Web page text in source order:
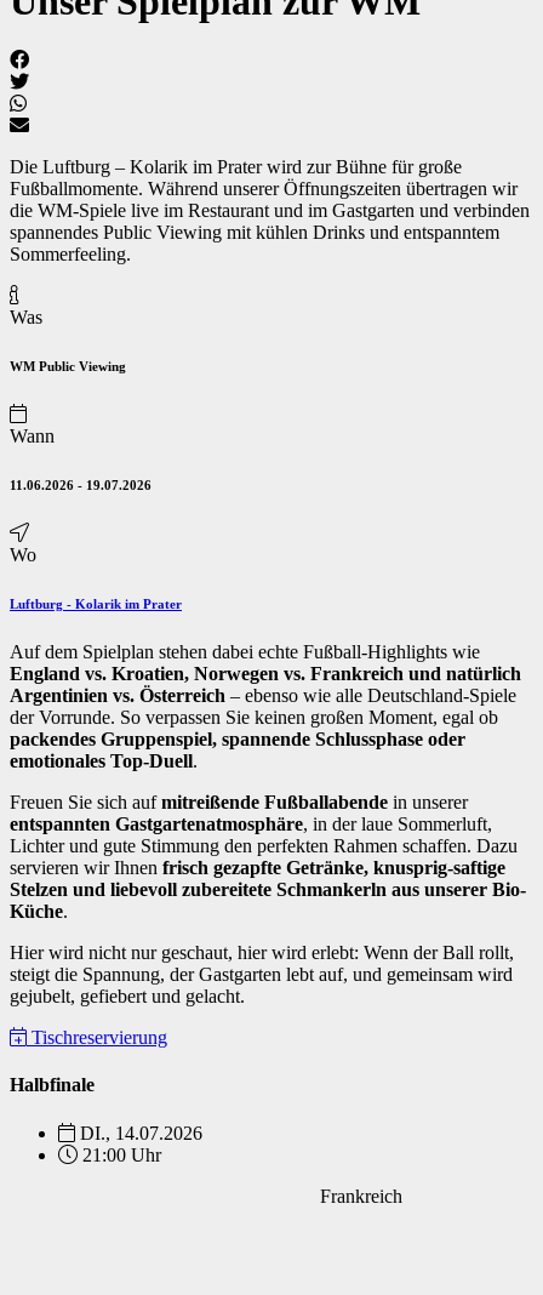
Die Luftburg – Kolarik im Prater wird zur Bühne für große
Fußballmomente. Während unserer Öffnungszeiten übertragen wir
die WM-Spiele live im Restaurant und im Gastgarten und verbinden
spannendes Public Viewing mit kühlen Drinks und entspanntem
Sommerfeeling.
Was
WM Public Viewing
Wann
11.06.2026 - 19.07.2026
Wo
Luftburg - Kolarik im Prater
Auf dem Spielplan stehen dabei echte Fußball-Highlights wie
England vs. Kroatien, Norwegen vs. Frankreich und natürlich
Argentinien vs. Österreich – ebenso wie alle Deutschland-Spiele
der Vorrunde. So verpassen Sie keinen großen Moment, egal ob
packendes Gruppenspiel, spannende Schlussphase oder
emotionales Top-Duell.
Freuen Sie sich aufmitreißende Fußballabende in unserer
entspannten Gastgartenatmosphäre, in der laue Sommerluft,
Lichter und gute Stimmung den perfekten Rahmen schaffen. Dazu
servieren wir Ihnen frisch gezapfte Getränke, knusprig-saftige
Stelzen und liebevoll zubereitete Schmankerln aus unserer Bio-
Küche.
Hier wird nicht nur geschaut, hier wird erlebt: Wenn der Ball rollt,
steigt die Spannung, der Gastgarten lebt auf, und gemeinsam wird
gejubelt, gefiebert und gelacht.
Tischreservierung
Halbfinale
DI., 14.07.2026
21:00 Uhr
Frankreich